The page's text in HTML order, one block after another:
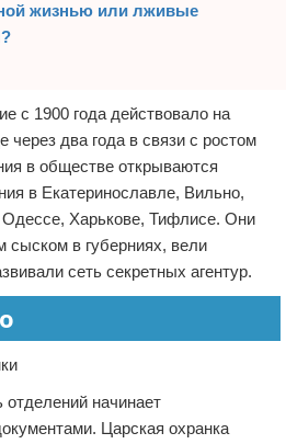
жизнью или лживые
с 1900 года действовало на
два года в связи с ростом
в обществе открываются
в Екатеринославле, Вильно,
Одессе, Харькове, Тифлисе. Они
сыском в губерниях, вели
сеть секретных агентур.
отделений начинает
Царская охранка